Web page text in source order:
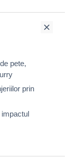
pete,
prin
impactul